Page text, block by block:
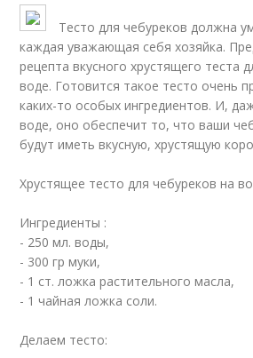
Тесто для чебуреков должна
каждая уважающая себя хозяйка.
рецепта вкусного хрустящего теста
воде. Готовится такое тесто очень
каких-то особых ингредиентов. И,
воде, оно обеспечит то, что ваши
будут иметь вкусную, хрустящую
Хрустящее тесто для чебуреков на
Ингредиенты :
- 250 мл. воды,
- 300 гр муки,
- 1 ст. ложка растительного масла,
- 1 чайная ложка соли.
Делаем тесто: